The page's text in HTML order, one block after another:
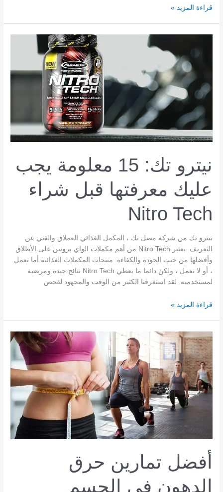
كيفية
المكملات
الأصلية
والمغشوشة
قراءة المزيد »
نيترو تك: 15 معلومة يجب
عليك معرفتها قبل شراء
Nitro Tech
نيترو تك من شركة مصل تك ، المكمل الغذائي العملاق والغني عن
التعريف. يعتبر Nitro Tech من أهم مكملات الواي بروتين على الأطلاق
وأفضلها من حيث الجودة والكفاءة. منتجات المكملات الغذائية أما تعمل
، أو لا تعمل ، ولكن دائما ما يعطي Nitro Tech نتائج جيدة ومرضية
لمستخدميه. لقد استغرقنا الكثير من الوقت والمجهود لفحص
نيترو
معلومة
يجب
عليك
معرفتها
قبل
شراء
قراءة المزيد »
أفضل تمارين حرق
الدهون في الجسم